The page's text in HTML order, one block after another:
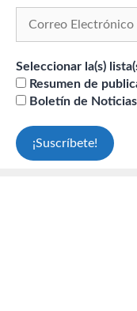
Seleccionar la(s)
Resumen de
Boletín de